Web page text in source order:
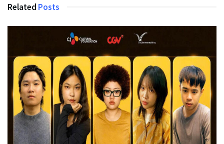
Related Posts